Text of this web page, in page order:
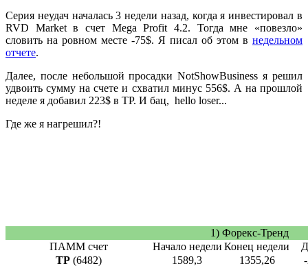
Серия неудач началась 3 недели назад, когда я инвестировал в
RVD Market в счет Mega Profit 4.2. Тогда мне «повезло»
словить на ровном месте -75$. Я писал об этом в недельном
отчете.
Далее, после небольшой просадки NotShowBusiness я решил
удвоить сумму на счете и схватил минус 556$. А на прошлой
неделе я добавил 223$ в TP. И бац, hello loser...
Где же я нагрешил?!
1) Форекс-Тренд
ПАММ счет
Начало недели Конец недели
TP(6482) 1589,3 1355,26